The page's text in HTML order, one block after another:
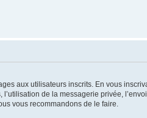
aux utilisateurs inscrits. En vous
de la messagerie privée,
vous recommandons de le faire.